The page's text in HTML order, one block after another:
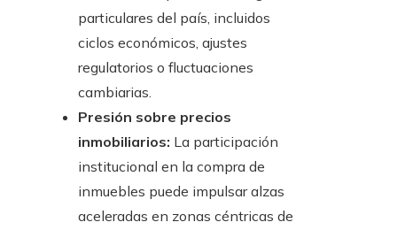
particulares del país, incluidos
ciclos económicos, ajustes
regulatorios o fluctuaciones
cambiarias.
Presión sobre precios
inmobiliarios: La participación
institucional en la compra de
inmuebles puede impulsar alzas
aceleradas en zonas céntricas de